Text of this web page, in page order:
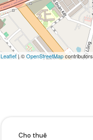
Leaflet| ©OpenStreetMapcontributors
Cho thuê